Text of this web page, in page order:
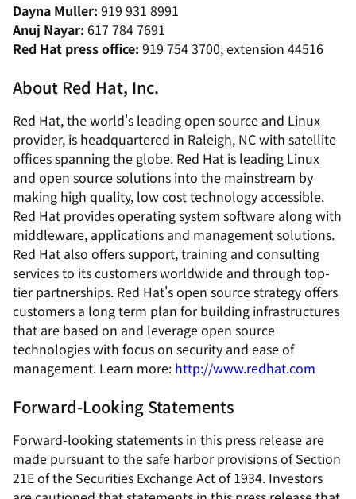
Dayna Muller: 919 931 8991
Anuj Nayar: 617 784 7691
Red Hat press office: 919 754 3700, extension 44516
About Red Hat, Inc.
Red Hat, the world's leading open source and Linux
provider, is headquartered in Raleigh, NC with satellite
offices spanning the globe. Red Hat is leading Linux
and open source solutions into the mainstream by
making high quality, low cost technology accessible.
Red Hat provides operating system software along with
middleware, applications and management solutions.
Red Hat also offers support, training and consulting
services to its customers worldwide and through top-
tier partnerships. Red Hat's open source strategy offers
customers a long term plan for building infrastructures
that are based on and leverage open source
technologies with focus on security and ease of
management. Learn more: http://www.redhat.com
Forward-Looking Statements
Forward-looking statements in this press release are
made pursuant to the safe harbor provisions of Section
21E of the Securities Exchange Act of 1934. Investors